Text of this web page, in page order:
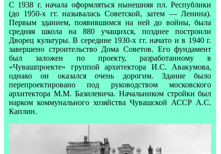
С 1938 г. начала оформляться нынешняя пл. Республики
(до 1950-х гг. называлась Советской, затем — Ленина).
Первым зданием, появившимся на ней до войны, была
средняя школа на 880 учащихся, позднее построили
Дворец культуры. В середине 1930-х гг. начато и в 1940 г.
завершено строительство Дома Советов. Его фундамент
был заложен по проекту, разработанному в
«Чувашпроекте» группой архитектора И.С. Авакумова,
однако он оказался очень дорогим. Здание было
перепроектировано под руководством московского
архитектора М.М. Базилевича. Начальником стройки был
нарком коммунального хозяйства Чувашской АССР А.С.
Каплин.